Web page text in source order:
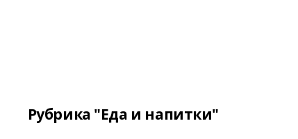
Рубрика "Еда и напитки"